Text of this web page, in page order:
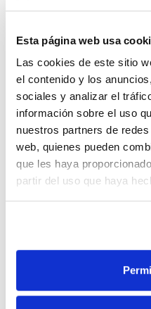
Esta página web usa
Las cookies de este sitio
el contenido y los
sociales y analizar el
información sobre el uso
nuestros partners de
web, quienes pueden
que les haya
partir del uso que haya
identifica el
viajero
23-07-2026
¿Todavía no
de
viaje hoy